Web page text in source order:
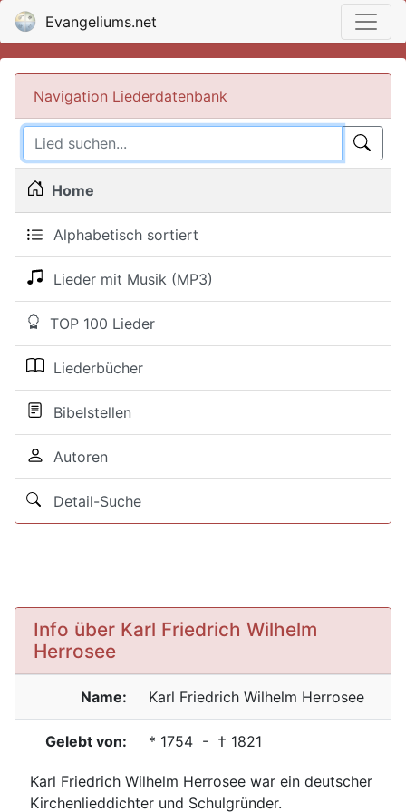
Evangeliums.net
Navigation Liederdatenbank
Home
Alphabetisch sortiert
Lieder mit Musik (MP3)
TOP 100 Lieder
Liederbücher
Bibelstellen
Autoren
Detail-Suche
Info über Karl Friedrich Wilhelm
Herrosee
Name: Karl Friedrich Wilhelm Herrosee
Gelebt von: * 1754 - † 1821
Karl Friedrich Wilhelm Herrosee war ein deutscher
Kirchenlieddichter und Schulgründer.